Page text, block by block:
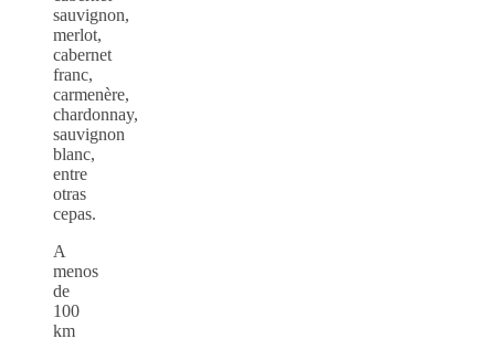
sauvignon,
merlot,
cabernet
franc,
carmenère,
chardonnay,
sauvignon
blanc,
entre
otras
cepas.
A
menos
de
100
km